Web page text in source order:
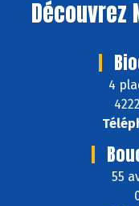
Découvrez
4
55